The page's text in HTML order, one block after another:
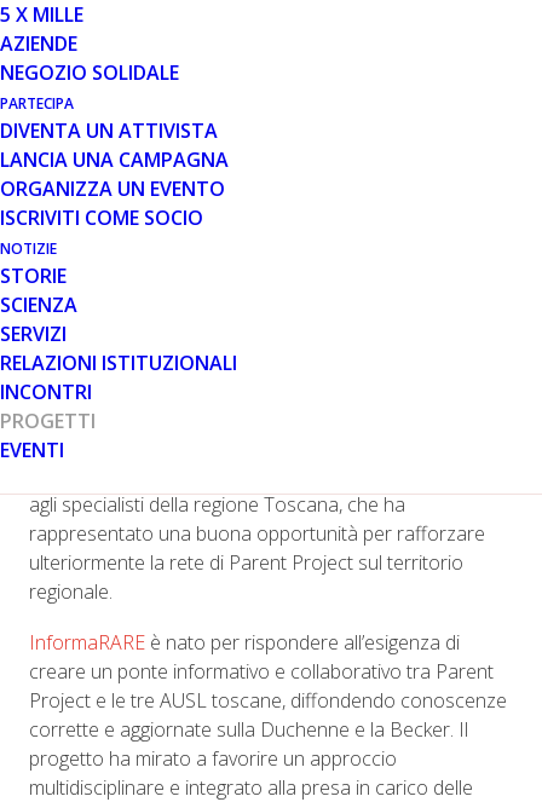
5 X MILLE
AZIENDE
NEGOZIO SOLIDALE
PARTECIPA
DIVENTA UN ATTIVISTA
LANCIA UNA CAMPAGNA
ORGANIZZA UN EVENTO
ISCRIVITI COME SOCIO
NOTIZIE
STORIE
SCIENZA
SERVIZI
RELAZIONI ISTITUZIONALI
INCONTRI
PROGETTI
EVENTI
27 NOV 2025
SI È CONCLUSO IL PROGETTO
INFORMARARE
Volge al suo termine, il 30 novembre, il progetto
InformaRARE – DMD: diffondere conoscenza,
mobilitare territori, dialogare
Parent Project aps grazie ad un contributo del
Forum Toscano Associazioni Malattie Rare
agli specialisti della regione Toscana, che ha
rappresentato una buona opportunità per rafforzare
ulteriormente la rete di Parent Project sul territorio
regionale.
InformaRARE è nato per rispondere all’esigenza di
creare un ponte informativo e collaborativo tra Parent
Project e le tre AUSL toscane, diffondendo conoscenze
corrette e aggiornate sulla Duchenne e la Becker. Il
progetto ha mirato a favorire un approccio
multidisciplinare e integrato alla presa in carico delle